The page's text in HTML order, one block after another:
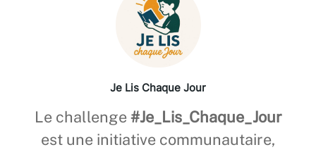
Je Lis Chaque Jour
Le challenge#Je_Lis_Chaque_Jour
est une initiative communautaire,